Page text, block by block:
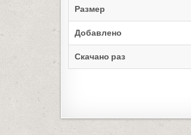
Размер
Добавлено
Скачано раз